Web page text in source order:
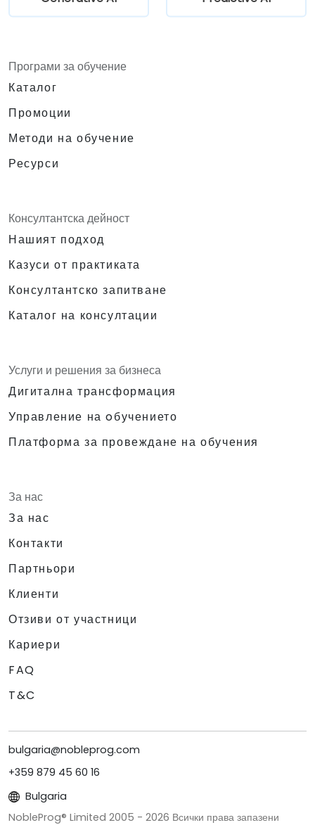
Програми за обучение
Каталог
Промоции
Методи на обучение
Ресурси
Консултантска дейност
Нашият подход
Казуси от практиката
Консултантско запитване
Каталог на консултации
Услуги и решения за бизнеса
Дигитална трансформация
Управление на oбучението
Платформа за провеждане на обучения
За нас
За нас
Контакти
Партньори
Клиенти
Отзиви от участници
Кариери
FAQ
T&C
bulgaria@nobleprog.com
+359 879 45 60 16
Bulgaria
NobleProg® Limited 2005 - 2026 Всички права запазени